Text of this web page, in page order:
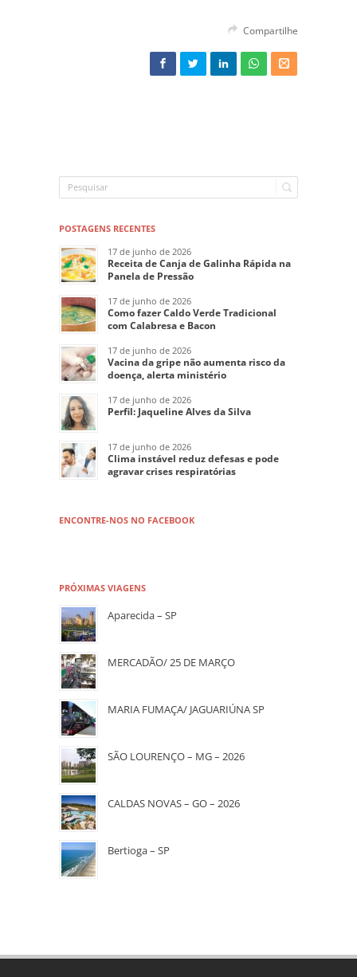
Compartilhe
POSTAGENS RECENTES
17 de junho de 2026
Receita de Canja de Galinha Rápida na
Panela de Pressão
17 de junho de 2026
Como fazer Caldo Verde Tradicional
com Calabresa e Bacon
17 de junho de 2026
Vacina da gripe não aumenta risco da
doença, alerta ministério
17 de junho de 2026
Perfil: Jaqueline Alves da Silva
17 de junho de 2026
Clima instável reduz defesas e pode
agravar crises respiratórias
ENCONTRE-NOS NO FACEBOOK
PRÓXIMAS VIAGENS
Aparecida – SP
MERCADÃO/ 25 DE MARÇO
MARIA FUMAÇA/ JAGUARIÚNA SP
SÃO LOURENÇO – MG – 2026
CALDAS NOVAS – GO – 2026
Bertioga – SP